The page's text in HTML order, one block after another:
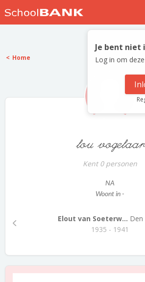
Nostalgische verhalen
Log in
Meld je gratis aan
Je bent niet
Log in om
Home
lou vogelaar
Kent 0 personen
NA
Woont in -
Elout van Soeterw... Den
1935 - 1941